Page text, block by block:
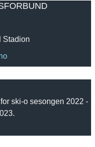
Stadion
ski-o sesongen 2022 -